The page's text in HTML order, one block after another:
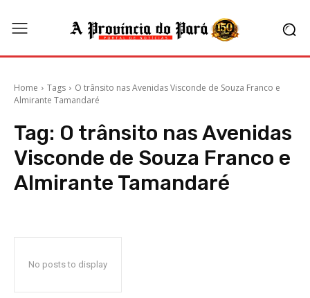
Home Tags
O trânsito nas Avenidas Visconde de Souza Franco e
Almirante Tamandaré
Tag: O trânsito nas Avenidas
Visconde de Souza Franco e
Almirante Tamandaré
No posts to display